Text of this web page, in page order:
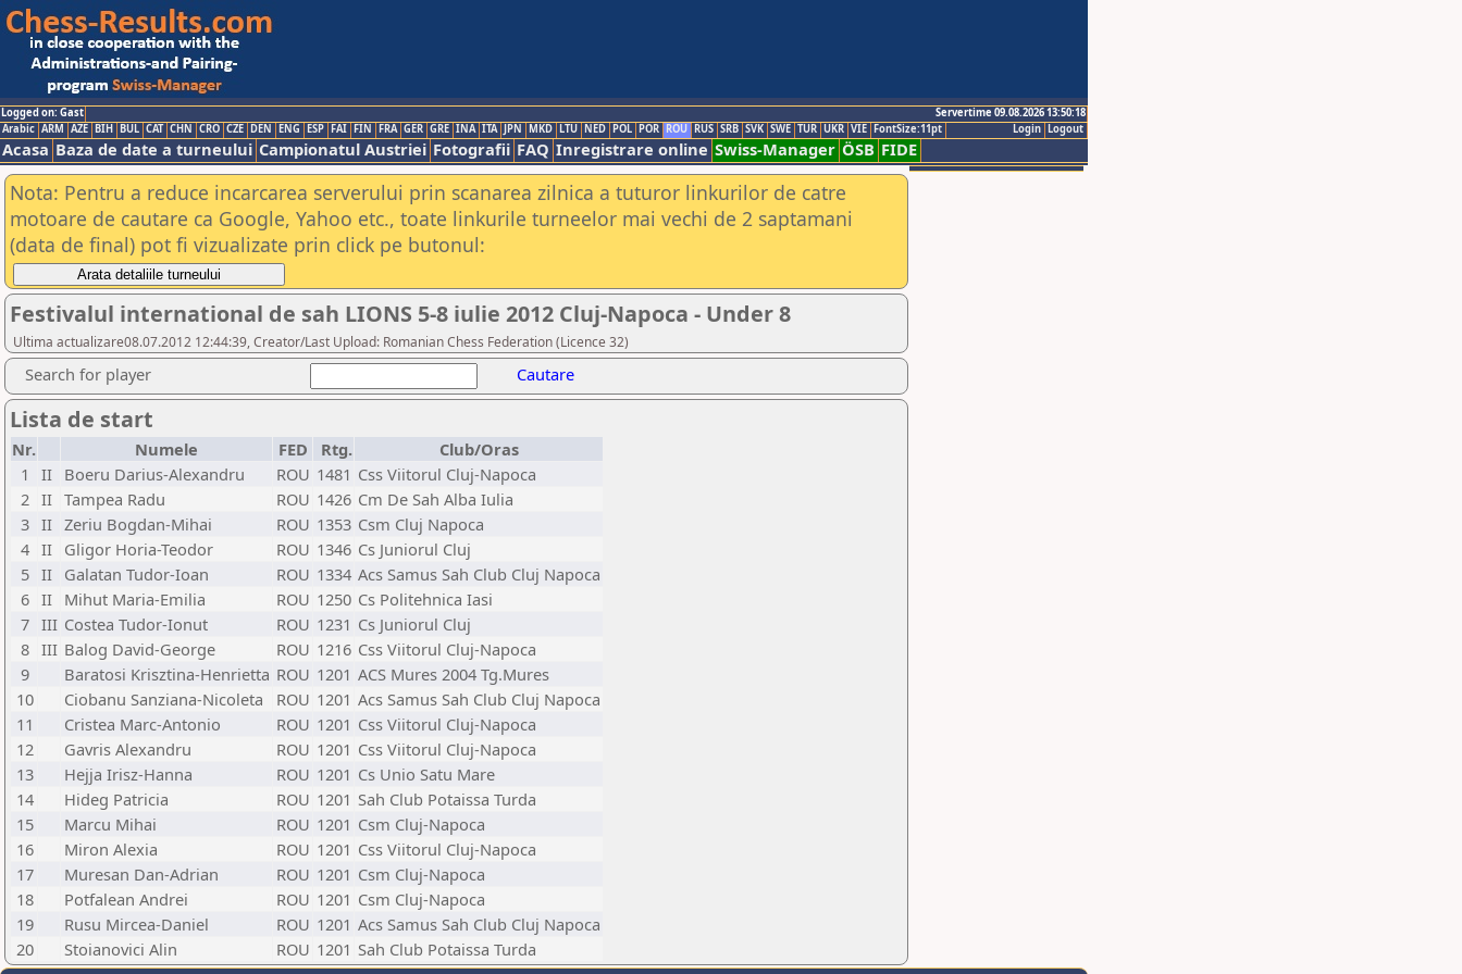
Logged on: Gast
Servertime 09.08.2026 13:50:18
Logout
Login
Arabic ARM AZE BIH BUL CAT CHN CRO CZE DEN ENG ESP FAI FIN FRA GER GRE INA ITA JPN MKD LTU NED POL POR ROU RUS SRB SVK SWE TUR UKR VIE FontSize:11pt
Acasa Baza de date a turneului Campionatul Austriei Fotografii FAQ Inregistrare online Swiss-Manager ÖSB FIDE
Nota: Pentru a reduce incarcarea serverului prin scanarea zilnica a tuturor linkurilor de catre
motoare de cautare ca Google, Yahoo etc., toate linkurile turneelor mai vechi de 2 saptamani
(data de final) pot fi vizualizate prin click pe butonul:
Festivalul international de sah LIONS 5-8 iulie 2012 Cluj-Napoca - Under 8
Ultima actualizare08.07.2012 12:44:39, Creator/Last Upload: Romanian Chess Federation (Licence 32)
Search for player Cautare
Lista de start
Nr. Numele FED Rtg.
Club/Oras
1
II Boeru Darius-Alexandru ROU 1481 Css Viitorul Cluj-Napoca
2 II Tampea Radu ROU 1426 Cm De Sah Alba Iulia
3 II Zeriu Bogdan-Mihai ROU 1353 Csm Cluj Napoca
4 II Gligor Horia-Teodor ROU 1346 Cs Juniorul Cluj
5 II Galatan Tudor-Ioan ROU 1334 Acs Samus Sah Club Cluj Napoca
6 II Mihut Maria-Emilia ROU 1250 Cs Politehnica Iasi
7 III Costea Tudor-Ionut ROU 1231 Cs Juniorul Cluj
8 III Balog David-George ROU 1216 Css Viitorul Cluj-Napoca
9
Baratosi Krisztina-Henrietta ROU 1201 ACS Mures 2004 Tg.Mures
10
Ciobanu Sanziana-Nicoleta ROU 1201 Acs Samus Sah Club Cluj Napoca
11
Cristea Marc-Antonio ROU 1201 Css Viitorul Cluj-Napoca
12
Gavris Alexandru ROU 1201 Css Viitorul Cluj-Napoca
13
Hejja Irisz-Hanna ROU 1201 Cs Unio Satu Mare
14
Hideg Patricia ROU 1201 Sah Club Potaissa Turda
15
Marcu Mihai ROU 1201 Csm Cluj-Napoca
16
Miron Alexia ROU 1201 Css Viitorul Cluj-Napoca
17
Muresan Dan-Adrian ROU 1201 Csm Cluj-Napoca
18
Potfalean Andrei ROU 1201 Csm Cluj-Napoca
19
Rusu Mircea-Daniel ROU 1201 Acs Samus Sah Club Cluj Napoca
20
Stoianovici Alin ROU 1201 Sah Club Potaissa Turda